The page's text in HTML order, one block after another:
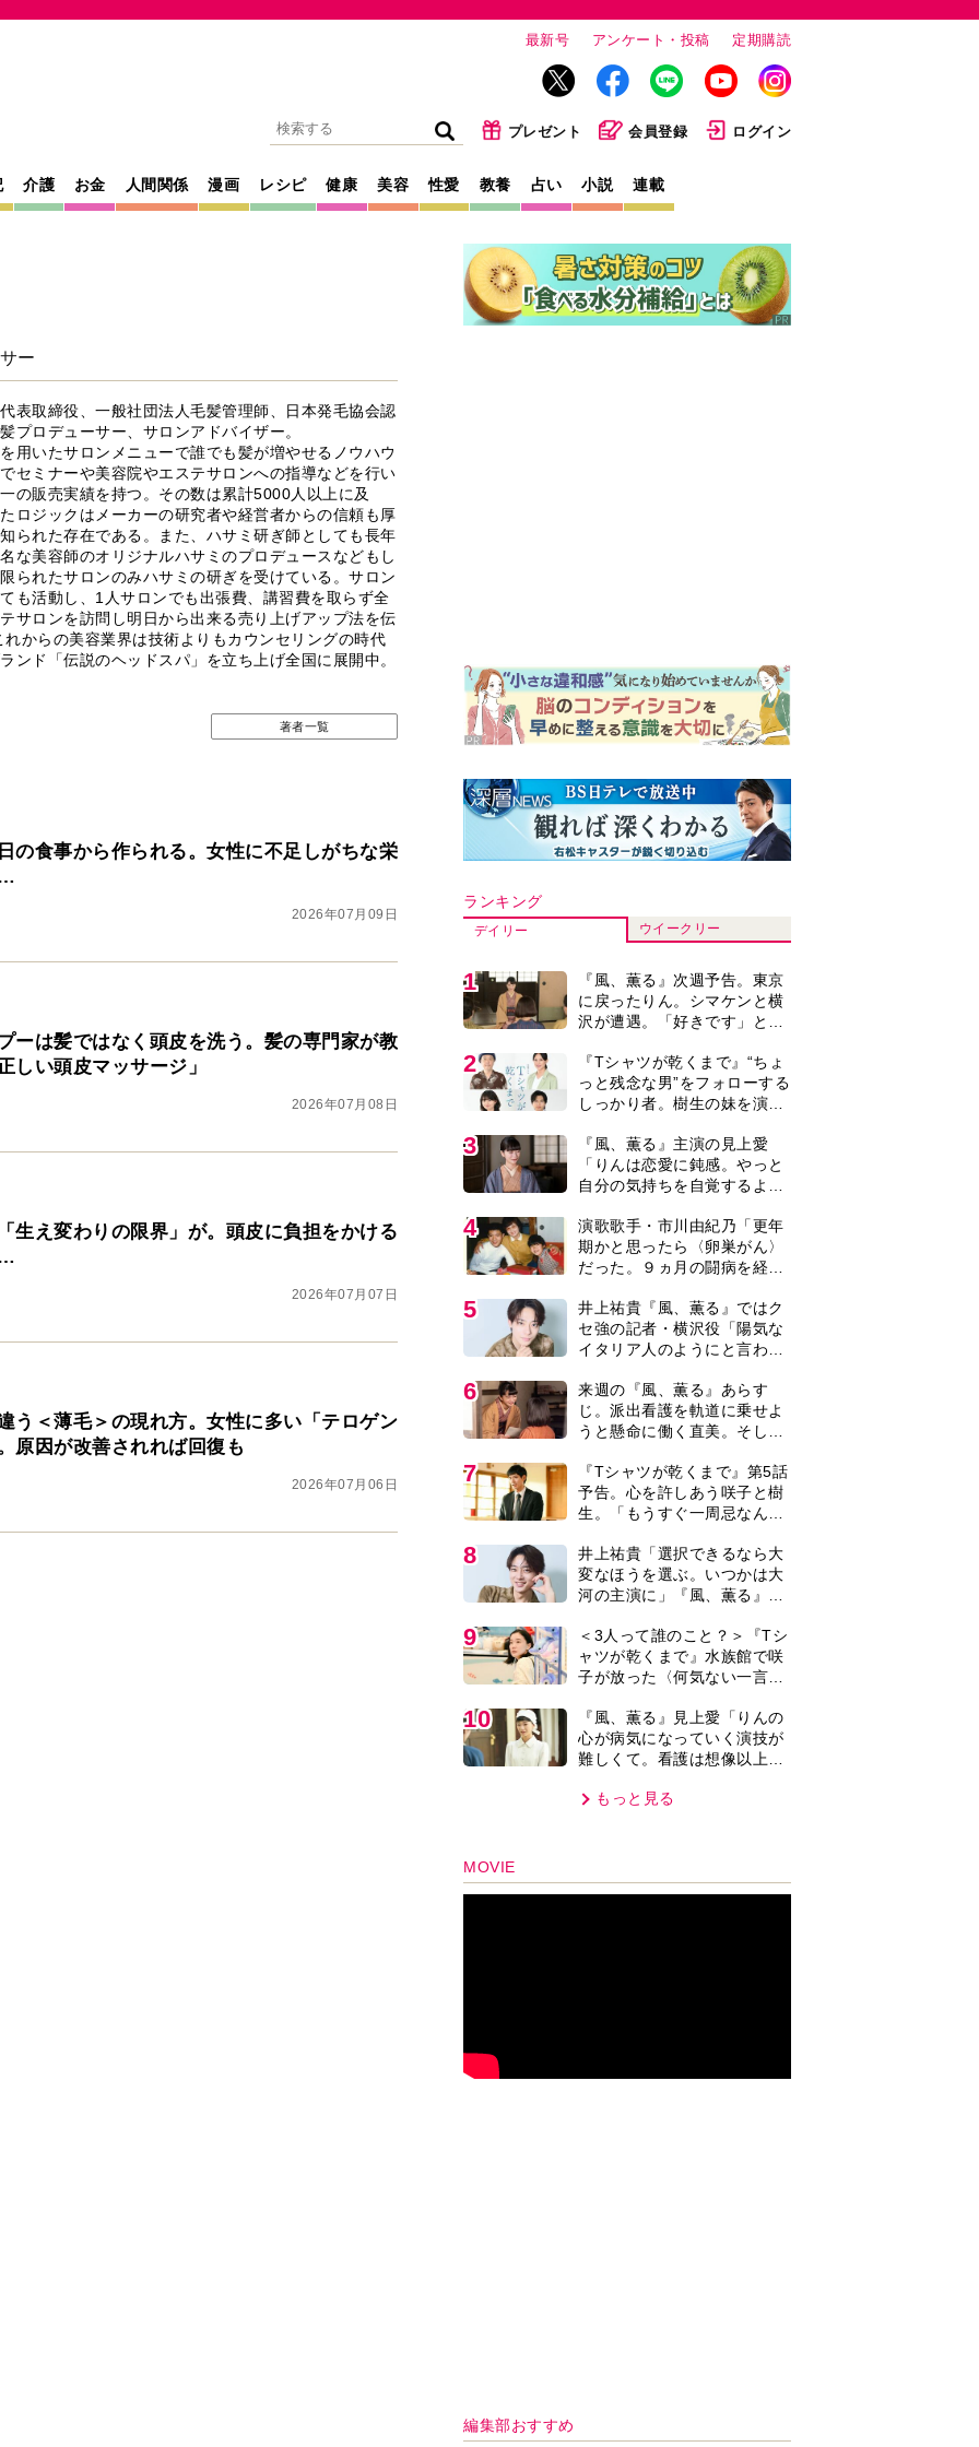
最新号 アンケート・投稿 定期購読
プレゼント 会員登録 ログイン
介護 お金 人間関係 漫画 レシピ 健康 美容 性愛 教養 占い 小説 連載
ー
表取締役、一般社団法人毛髪管理師、日本発毛協会認
プロデューサー、サロンアドバイザー。
用いたサロンメニューで誰でも髪が増やせるノウハウ
セミナーや美容院やエステサロンへの指導などを行い
の販売実績を持つ。その数は累計5000人以上に及
ロジックはメーカーの研究者や経営者からの信頼も厚
られた存在である。また、ハサミ研ぎ師としても長年
な美容師のオリジナルハサミのプロデュースなどもし
られたサロンのみハサミの研ぎを受けている。サロン
も活動し、1人サロンでも出張費、講習費を取らず全
サロンを訪問し明日から出来る売り上げアップ法を伝
からの美容業界は技術よりもカウンセリングの時代
ンド「伝説のヘッドスパ」を立ち上げ全国に展開中。
著者一覧
の食事から作られる。女性に不足しがちな栄
2026年07月09日
ーは髪ではなく頭皮を洗う。髪の専門家が教
しい頭皮マッサージ」
2026年07月08日
生え変わりの限界」が。頭皮に負担をかける
2026年07月07日
う＜薄毛＞の現れ方。女性に多い「テロゲン
原因が改善されれば回復も
2026年07月06日
1
『風、薫る』次週予告。東京
に戻ったりん。シマケンと横
沢が遭遇。「好きです」と告
げたのは…
っと残念な男”をフォローする
しっかり者。樹生の妹を演じ
るのは、齋藤飛鳥さん＜キャ
スト紹介＞
『風、薫る』主演の見上愛
「りんは恋愛に鈍感。やっと
4
演歌歌手・市川由紀乃「更年
期かと思ったら〈卵巣がん〉
復帰。若くして逝った兄の手
紙を今も支えに」【2026上半
期BEST】
5
井上祐貴『風、薫る』ではク
セ強の記者・横沢役「陽気な
て」
6
来週の『風、薫る』あらす
じ。派出看護を軌道に乗せよ
ついに＜あの人＞が…＜ネタ
バレあり＞
『Tシャツが乾くまで』第5話
予告。心を許しあう咲子と樹
それが過ぎたら…」＜ネタバ
レあり＞
8
井上祐貴「選択できるなら大
変なほうを選ぶ。いつかは大
は横沢役
＜3人って誰のこと？＞『Tシ
ャツが乾くまで』水族館で咲
に視聴者「これも何かの伏
線？」「子どもの話だと…」
10
『風、薫る』見上愛「りんの
心が病気になっていく演技が
心を使う仕事」
もっと見る
MOVIE